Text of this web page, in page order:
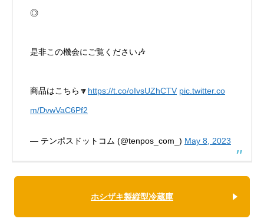
◎
是非この機会にご覧ください🎶
商品はこちら🔽 https://t.co/oIvsUZhCTV pic.twitter.co
m/DvwVaC6Pf2
— テンポスドットコム (@tenpos_com_) May 8, 2023
ホシザキ製縦型冷蔵庫